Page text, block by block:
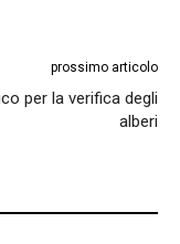
prossimo articolo
per la verifica degli
alberi